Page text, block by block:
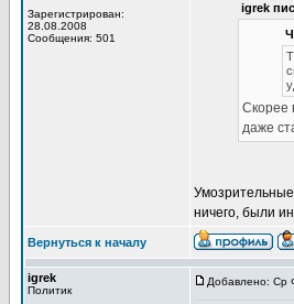
Зарегистрирован:
28.08.2008
Сообщения: 501
igrek
Скорее
даже
ничего, были
Вернуться к началу
igrek
Политик
Добавлено: Ср